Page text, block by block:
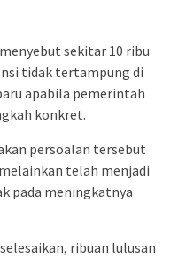
sekitar 10 ribu
tidak tertampung di
apabila pemerintah
konkret.
persoalan tersebut
telah menjadi
pada meningkatnya
ribuan lulusan